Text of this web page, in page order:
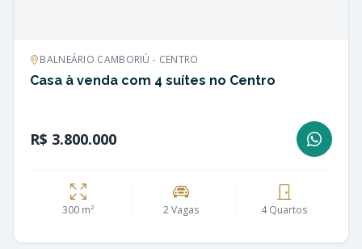
BALNEÁRIO CAMBORIÚ - CENTRO
Casa à venda com 4 suítes no Centro
R$ 3.800.000
300 m² 2 Vagas 4 Quartos